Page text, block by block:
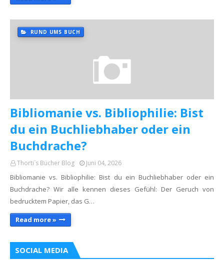
RUND UMS BUCH
Bibliomanie vs. Bibliophilie: Bist
du ein Buchliebhaber oder ein
Buchdrache?
Thorti´s Bücher Blog Juni 04, 2026
Bibliomanie vs. Bibliophilie: Bist du ein Buchliebhaber oder ein
Buchdrache? ​Wir alle kennen dieses Gefühl: Der Geruch von
bedrucktem Papier, das G…
Read more »
SOCIAL MEDIA